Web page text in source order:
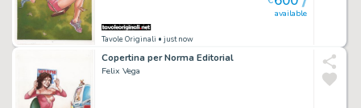
Tavole Originali • just now
available
Copertina per Norma Editorial
Felix Vega